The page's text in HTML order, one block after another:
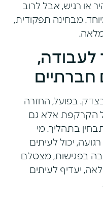
או רגיש, אבל לרוב
מבחינה תפקודית,
לעבודה,
חברתיים
בפועל, החזרה
הקרקפת אלא גם
בתהליך. מי
יכול לעיתים
בפגישות, מצטלם
יעדיף לעיתים